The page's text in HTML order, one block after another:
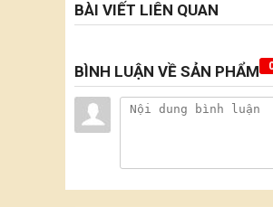
BÀI VIẾT LIÊN QUAN
BÌNH LUẬN VỀ SẢN PHẨM